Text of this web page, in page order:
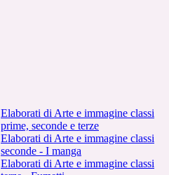
Elaborati di Arte e immagine classi
prime, seconde e terze
Elaborati di Arte e immagine classi
seconde - I manga
Elaborati di Arte e immagine classi